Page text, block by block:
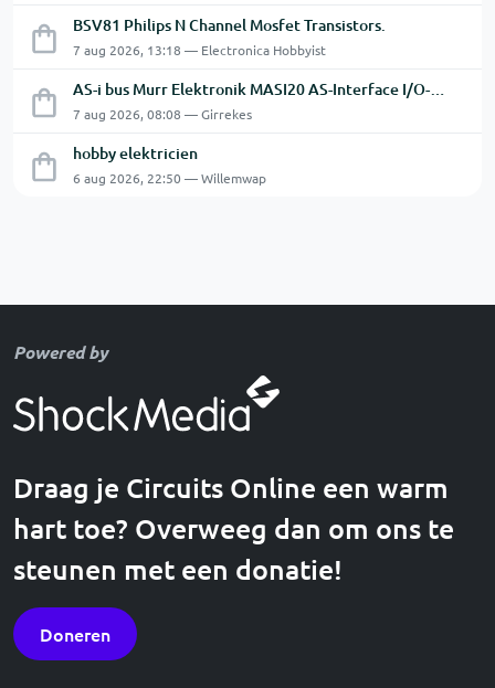
BSV81 Philips N Channel Mosfet Transistors.
7 aug 2026, 13:18 — Electronica Hobbyist
AS-i bus Murr Elektronik MASI20 AS-Interface I/O-module 56440
7 aug 2026, 08:08 — Girrekes
hobby elektricien
6 aug 2026, 22:50 — Willemwap
Powered by
Draag je Circuits Online een warm
hart toe? Overweeg dan om ons te
steunen met een donatie!
Doneren